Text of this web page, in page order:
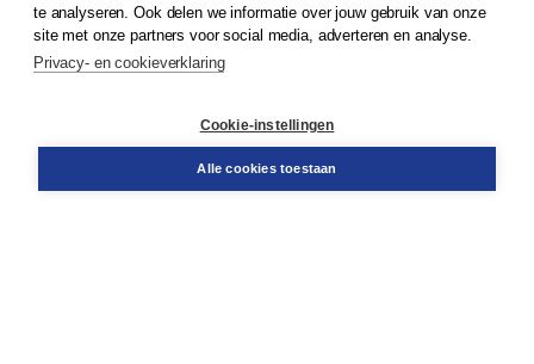
Klantenservice
Service & informatie
Contact
te analyseren. Ook delen we informatie over jouw gebruik van onze
site met onze partners voor social media, adverteren en analyse.
Privacy- en cookieverklaring
Cookie-instellingen
Alle cookies toestaan